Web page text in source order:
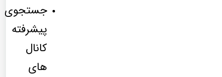
جستجوی
پیشرفته
کانال
های